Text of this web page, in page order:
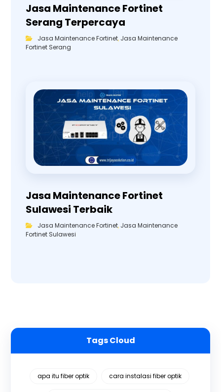
Jasa Maintenance Fortinet
Serang Terpercaya
Jasa Maintenance Fortinet, Jasa Maintenance
Fortinet Serang
Jasa Maintenance Fortinet
Sulawesi Terbaik
Jasa Maintenance Fortinet, Jasa Maintenance
Fortinet Sulawesi
Tags Cloud
apa itu fiber optik cara instalasi fiber optik